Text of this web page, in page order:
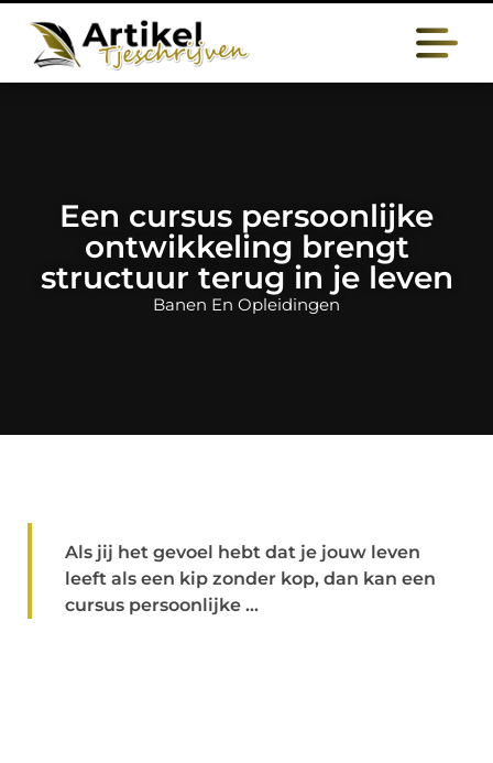
Een cursus persoonlijke
ontwikkeling brengt
structuur terug in je leven
Banen En Opleidingen
Als jij het gevoel hebt dat je jouw leven
leeft als een kip zonder kop, dan kan een
cursus persoonlijke ...